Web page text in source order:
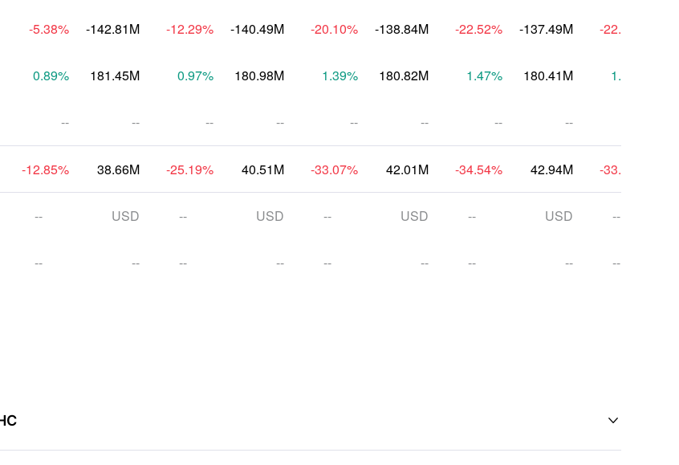
-5.38% -142.81M -12.29% -140.49M -20.10% -138.84M -22.52% -137.49M -22.41
0.89% 181.45M 0.97% 180.98M 1.39% 180.82M 1.47% 180.41M 1.62
-- -- -- -- -- -- -- --
-12.85% 38.66M -25.19% 40.51M -33.07% 42.01M -34.54% 42.94M -33.10
-- USD -- USD -- USD -- USD --
-- -- -- -- -- -- -- -- --
